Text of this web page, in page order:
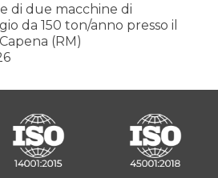
di due macchine di
da 150 ton/anno presso il
(RM)